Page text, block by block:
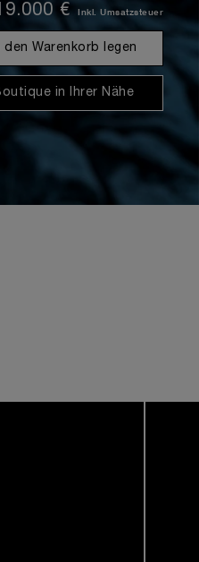
€ Inkl. Umsatzsteuer
den Warenkorb legen
in Ihrer Nähe